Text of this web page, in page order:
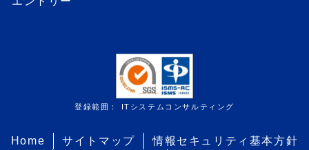
登録範囲： ITシステムコンサルティング
Home サイトマップ 情報セキュリティ基本方針